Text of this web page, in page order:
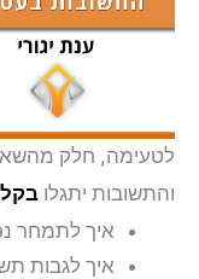
לטעימה, חלק
והתשובות יתגלו
איך לתמחר
איך לגבות